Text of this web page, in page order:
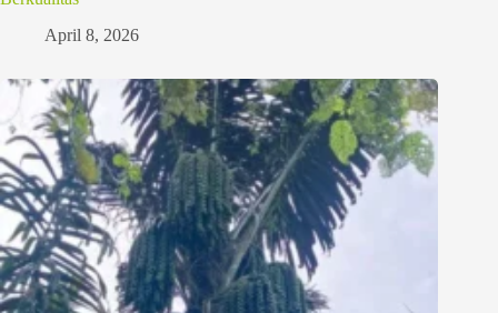
April 8, 2026